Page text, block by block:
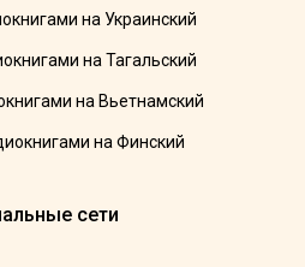
на Украинский
на Тагальский
на Вьетнамский
на Финский
сети